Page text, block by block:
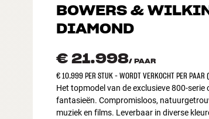
BOWERS &
DIAMOND
€ 21.998/ PAAR
€ 10.999 PER STUK - WORDT VERKOCHT PER PAAR
Het topmodel van de exclusieve 800-
fantasieën. Compromisloos,
muziek en films. Leverbaar in diverse